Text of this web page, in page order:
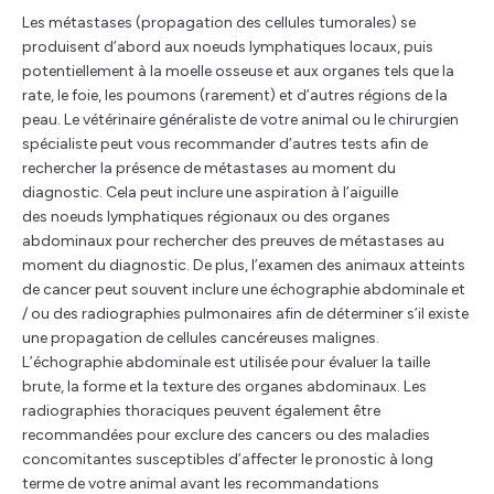
Les métastases (propagation des cellules tumorales) se
produisent d’abord aux noeuds lymphatiques locaux, puis
potentiellement à la moelle osseuse et aux organes tels que la
rate, le foie, les poumons (rarement) et d’autres régions de la
peau. Le vétérinaire généraliste de votre animal ou le chirurgien
spécialiste peut vous recommander d’autres tests afin de
rechercher la présence de métastases au moment du
diagnostic. Cela peut inclure une aspiration à l’aiguille
des noeuds lymphatiques régionaux ou des organes
abdominaux pour rechercher des preuves de métastases au
moment du diagnostic. De plus, l’examen des animaux atteints
de cancer peut souvent inclure une échographie abdominale et
/ ou des radiographies pulmonaires afin de déterminer s’il existe
une propagation de cellules cancéreuses malignes.
L’échographie abdominale est utilisée pour évaluer la taille
brute, la forme et la texture des organes abdominaux. Les
radiographies thoraciques peuvent également être
recommandées pour exclure des cancers ou des maladies
concomitantes susceptibles d’affecter le pronostic à long
terme de votre animal avant les recommandations